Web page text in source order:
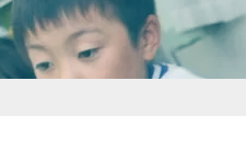
英会話教室